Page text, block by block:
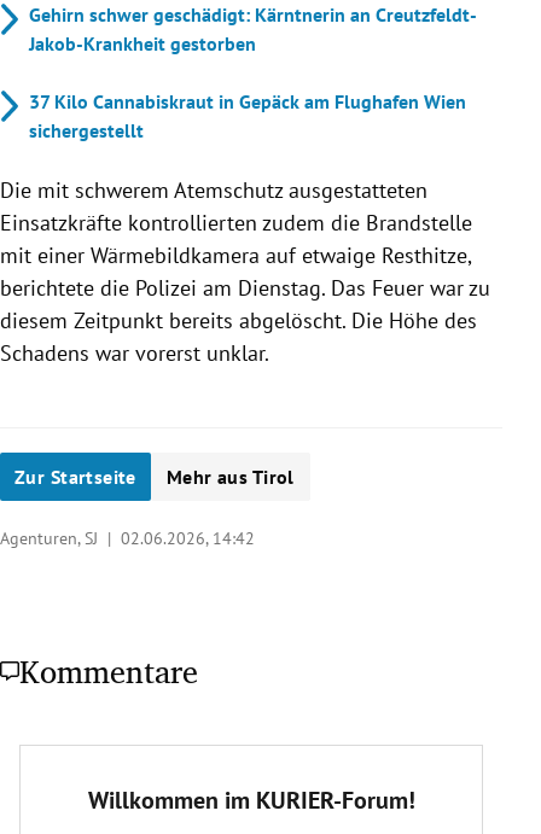
Gehirn schwer geschädigt: Kärntnerin an Creutzfeldt-
Jakob-Krankheit gestorben
37 Kilo Cannabiskraut in Gepäck am Flughafen Wien
sichergestellt
Die mit schwerem Atemschutz ausgestatteten
Einsatzkräfte kontrollierten zudem die Brandstelle
mit einer Wärmebildkamera auf etwaige Resthitze,
berichtete die Polizei am Dienstag. Das Feuer war zu
diesem Zeitpunkt bereits abgelöscht. Die Höhe des
Schadens war vorerst unklar.
Zur Startseite Mehr aus Tirol
Agenturen, SJ | 02.06.2026, 14:42
Kommentare